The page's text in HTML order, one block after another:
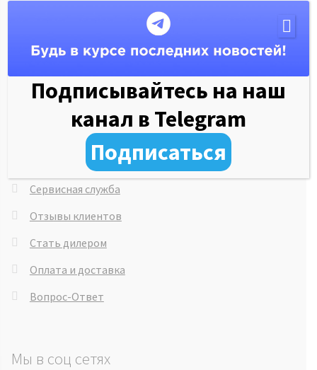
Гарантия на товары
Рассрочка 0%
Система скидок
Сервисная служба
Отзывы клиентов
Стать дилером
Оплата и доставка
Вопрос-Ответ
Мы в соц сетях
Подписывайтесь на наш
канал в Telegram
Подписаться